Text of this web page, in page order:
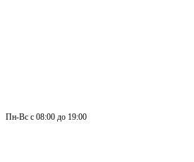
Пн-Вс с 08:00 до 19:00